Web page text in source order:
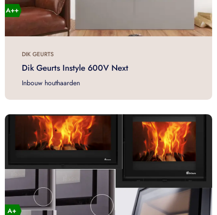
DIK GEURTS
Dik Geurts Instyle 600V Next
Inbouw houthaarden